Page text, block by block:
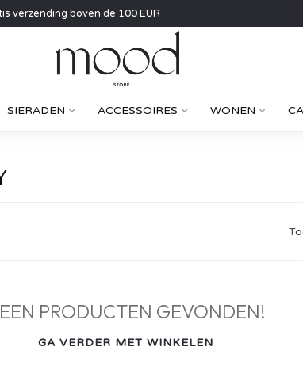
verzending boven de 100 EUR
SIERADEN ACCESSOIRES WONEN
PRODUCTEN GEVONDEN!
GA VERDER MET WINKELEN